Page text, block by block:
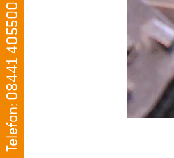
Telefon: 08441 405500